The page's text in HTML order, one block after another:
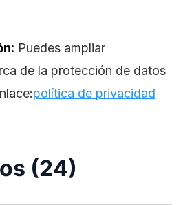
Puedes ampliar
de la protección de datos
política de privacidad
(24)